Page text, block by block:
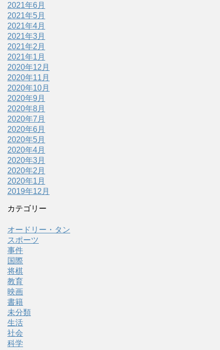
2021年6月
2021年5月
2021年4月
2021年3月
2021年2月
2021年1月
2020年12月
2020年11月
2020年10月
2020年9月
2020年8月
2020年7月
2020年6月
2020年5月
2020年4月
2020年3月
2020年2月
2020年1月
2019年12月
カテゴリー
オードリー・タン
スポーツ
事件
国際
将棋
教育
映画
書籍
未分類
生活
社会
科学